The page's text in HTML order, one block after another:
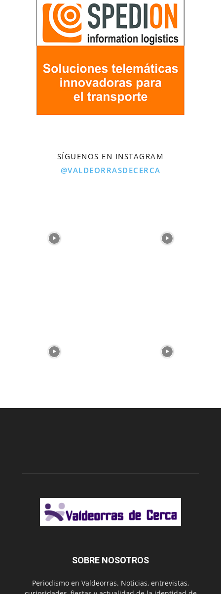
SÍGUENOS EN INSTAGRAM
@VALDEORRASDECERCA
SOBRE NOSOTROS
Periodismo en Valdeorras. Noticias, entrevistas,